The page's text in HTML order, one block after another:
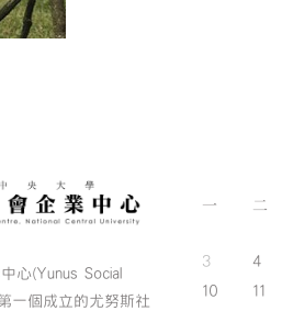
心(Yunus Social
一個成立的尤努斯社
一 二
3
4
10
11